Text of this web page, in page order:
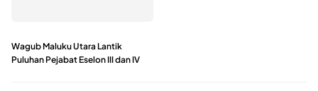
Wagub Maluku Utara Lantik
Puluhan Pejabat Eselon III dan IV